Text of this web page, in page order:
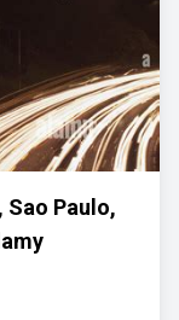
Sao Paulo,